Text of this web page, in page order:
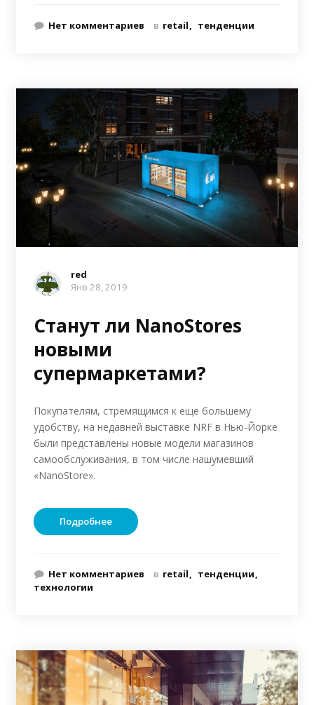
Нет комментариев в retail тенденции
red
Янв 28, 2019
Станут ли NanoStores
новыми
супермаркетами?
Покупателям, стремящимся к еще большему
удобству, на недавней выставке NRF в Нью-Йорке
были представлены новые модели магазинов
самообслуживания, в том числе нашумевший
«NanoStore».
Подробнее
Нет комментариев в retail
тенденции
технологии